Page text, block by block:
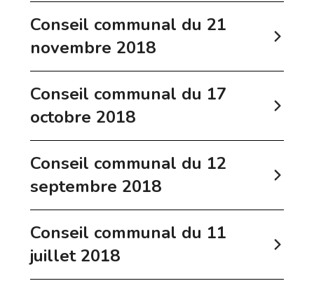
Conseil communal du 21
novembre 2018
Conseil communal du 17
octobre 2018
Conseil communal du 12
septembre 2018
Conseil communal du 11
juillet 2018